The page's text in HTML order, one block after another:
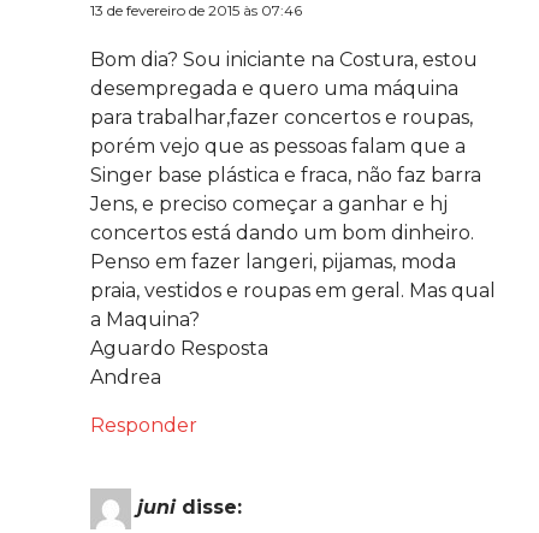
13 de fevereiro de 2015 às 07:46
Bom dia? Sou iniciante na Costura, estou
desempregada e quero uma máquina
para trabalhar,fazer concertos e roupas,
porém vejo que as pessoas falam que a
Singer base plástica e fraca, não faz barra
Jens, e preciso começar a ganhar e hj
concertos está dando um bom dinheiro.
Penso em fazer langeri, pijamas, moda
praia, vestidos e roupas em geral. Mas qual
a Maquina?
Aguardo Resposta
Andrea
Responder
juni disse: